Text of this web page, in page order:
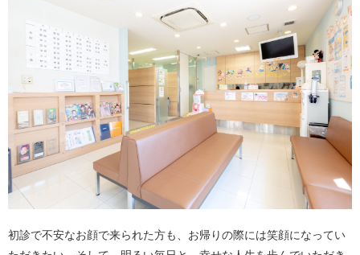
初診で不安なお顔で来られた方も、お帰りの際には笑顔になってい